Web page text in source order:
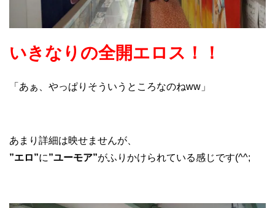
いきなりの全開エロス！！
「あぁ、やっぱりそういうところなのねww」
あまり詳細は映せませんが、
”エロ”に”ユーモア”がふりかけられている感じです(^^;